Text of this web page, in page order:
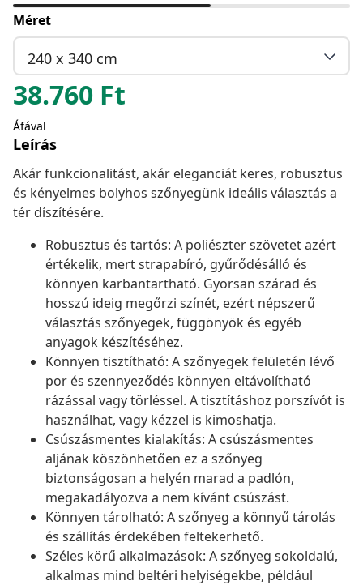
Méret
240 x 340 cm
38.760 Ft
Áfával
Leírás
Akár funkcionalitást, akár eleganciát keres, robusztus
és kényelmes bolyhos szőnyegünk ideális választás a
tér díszítésére.
Robusztus és tartós: A poliészter szövetet azért
értékelik, mert strapabíró, gyűrődésálló és
könnyen karbantartható. Gyorsan szárad és
hosszú ideig megőrzi színét, ezért népszerű
választás szőnyegek, függönyök és egyéb
anyagok készítéséhez.
Könnyen tisztítható: A szőnyegek felületén lévő
por és szennyeződés könnyen eltávolítható
rázással vagy törléssel. A tisztításhoz porszívót is
használhat, vagy kézzel is kimoshatja.
Csúszásmentes kialakítás: A csúszásmentes
aljának köszönhetően ez a szőnyeg
biztonságosan a helyén marad a padlón,
megakadályozva a nem kívánt csúszást.
Könnyen tárolható: A szőnyeg a könnyű tárolás
és szállítás érdekében feltekerhető.
Széles körű alkalmazások: A szőnyeg sokoldalú,
alkalmas mind beltéri helyiségekbe, például